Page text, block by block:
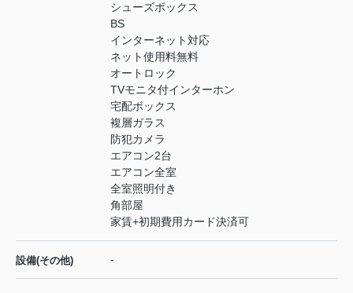
シューズボックス
BS
インターネット対応
ネット使用料無料
オートロック
TVモニタ付インターホン
宅配ボックス
複層ガラス
防犯カメラ
エアコン2台
エアコン全室
全室照明付き
角部屋
家賃+初期費用カード決済可
設備(その他) -